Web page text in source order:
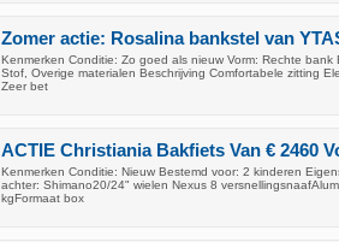
Zomer actie: Rosalina bankstel van
Kenmerken Conditie: Zo goed als nieuw Vorm: Rechte
Stof, Overige materialen Beschrijving Comfortabele zitting
Zeer bet
ACTIE Christiania Bakfiets Van € 2460
Kenmerken Conditie: Nieuw Bestemd voor: 2 kinderen
achter: Shimano20/24" wielen Nexus 8
kgFormaat box